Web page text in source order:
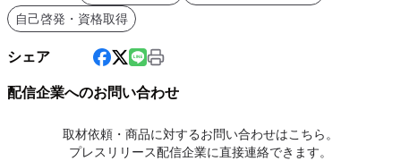
自己啓発・資格取得
シェア
配信企業へのお問い合わせ
取材依頼・商品に対するお問い合わせはこちら。
プレスリリース配信企業に直接連絡できます。